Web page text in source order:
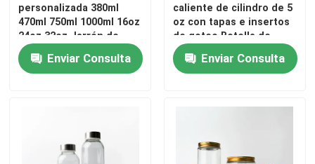
personalizada 380ml
470ml 750ml 1000ml 16oz
24oz 32oz Jarrón de
vidrio Mason de boca
ancha con tapa a granel
Enviar Consulta
caliente de cilindro de 5
oz con tapas e insertos
de goteo Botella de
vidrio Woozy
Enviar Consulta